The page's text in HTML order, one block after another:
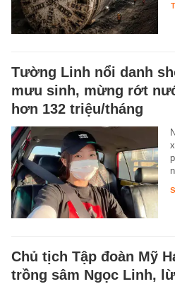
Tường Linh nổi danh
mưu sinh, mừng rớt
hơn 132 triệu/tháng
Chủ tịch Tập đoàn Mỹ
trồng sâm Ngọc Linh,